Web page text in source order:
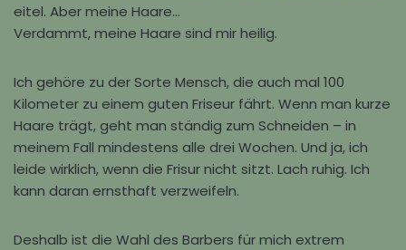
eitel. Aber meine Haare…
Verdammt, meine Haare sind mir heilig.
Ich gehöre zu der Sorte Mensch, die auch mal 100
Kilometer zu einem guten Friseur fährt. Wenn man kurze
Haare trägt, geht man ständig zum Schneiden – in
meinem Fall mindestens alle drei Wochen. Und ja, ich
leide wirklich, wenn die Frisur nicht sitzt. Lach ruhig. Ich
kann daran ernsthaft verzweifeln.
Deshalb ist die Wahl des Barbers für mich extrem